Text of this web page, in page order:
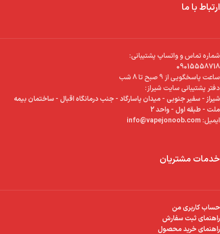
ارتباط با ما
شماره تماس و واتساپ پشتیبانی:
09015558718
ساعت پاسخگویی از 9 صبح تا 8 شب
دفتر پشتیبانی سایت شیراز:
شیراز - سفیر جنوبی - میدان پاسارگاد - جنب درمانگاه اقبال - ساختمان بیمه
ملت - طبقه اول - واحد 2
ایمیل:
خدمات مشتریان
حساب کاربری من
راهنمای ثبت سفارش
راهنمای خرید محصول